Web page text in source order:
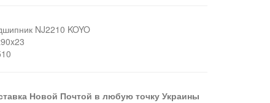
NJ2210 KOYO
Новой Почтой в любую точку Украины